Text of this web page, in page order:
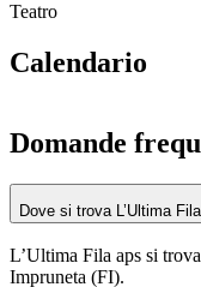
Teatro
Calendario
Domande
Dove si trova L’Ultima
L’Ultima Fila aps si
Impruneta (FI).